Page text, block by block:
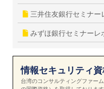
三井住友銀行セミナー
みずほ銀行セミナーレ
情報セキュリティ
台湾のコンサルティングファー